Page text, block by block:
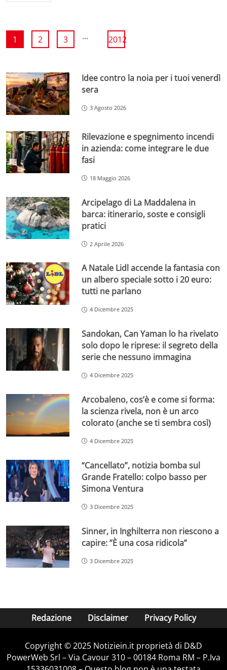
1 2 3 ... 2012
Idee contro la noia per i tuoi venerdì
sera
3 Agosto 2026
Rilevazione e spegnimento incendi
in azienda: come integrare le due
fasi
18 Maggio 2026
Arcipelago di La Maddalena in
barca: itinerario, soste e consigli
pratici
2 Aprile 2026
A Natale Lidl accende la fantasia con
un albero speciale sotto i 20 euro:
tutti ne parlano
4 Dicembre 2025
Sandokan, Can Yaman lo ha rivelato
solo dopo le riprese: il segreto della
serie che nessuno immagina
4 Dicembre 2025
Arcobaleno, cos’è e come si forma:
la scienza rivela, non è un arco
colorato (anche se ti sembra così)
4 Dicembre 2025
“Cancellato”, notizia bomba sul
Grande Fratello: colpo basso per
Simona Ventura
3 Dicembre 2025
Sinner, in Inghilterra non riescono a
capire: ”È una cosa ridicola”
3 Dicembre 2025
Redazione Disclaimer Privacy Policy
Copyright © 2025 Notiziein.it proprietà di D&D
PowerWeb Srl – Via Cavour 310 – 00184 Roma RM – P.Iva